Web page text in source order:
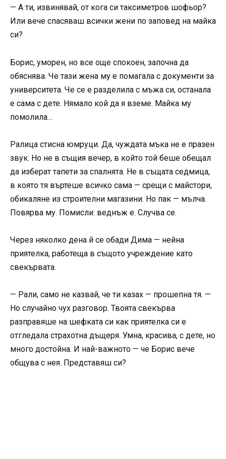
— А ти, извинявай, от кога си таксиметров шофьор?
Или вече спасяваш всички жени по заповед на майка
си?
Борис, уморен, но все още спокоен, започна да
обяснява. Че тази жена му е помагала с документи за
университета. Че се е разделила с мъжа си, останала
е сама с дете. Нямало кой да я вземе. Майка му
помолила…
Ралица стисна юмруци. Да, чуждата мъка не е празен
звук. Но не в същия вечер, в който той беше обещал
да изберат тапети за спалнята. Не в същата седмица,
в която тя въртеше всичко сама — срещи с майстори,
обикаляне из строителни магазини. Но пак — мълча.
Повярва му. Помисли: веднъж е. Случва се.
Через няколко дена й се обади Дима — нейна
приятелка, работеща в същото учреждение като
свекървата.
— Рали, само не казвай, че ти казах — прошепна тя. —
Но случайно чух разговор. Твоята свекърва
разправяше на шефката си как приятелка си е
отгледала страхотна дъщеря. Умна, красива, с дете, но
много достойна. И най-важното — че Борис вече
общува с нея. Представяш си?